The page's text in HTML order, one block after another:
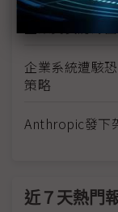
企業資安防
企業系統遭駭
策略
Anthropic發下
近７天熱門